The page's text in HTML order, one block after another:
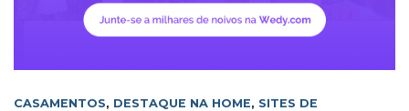
CASAMENTOS, DESTAQUE NA HOME, SITES DE